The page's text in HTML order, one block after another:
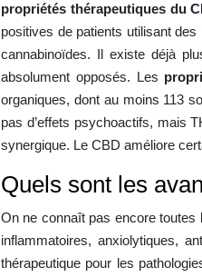
propriétés thérapeutiques du
positives de patients utilisant
cannabinoïdes. Il existe déjà
absolument opposés. Les
organiques, dont au moins 113
pas d’effets psychoactifs, mais
synergique. Le CBD améliore
Quels sont les
On ne connaît pas encore toutes
inflammatoires, anxiolytiques,
thérapeutique pour les